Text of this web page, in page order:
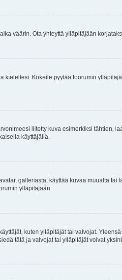
väärin. Ota yhteyttä ylläpitäjään
Kokeile pyytää foorumin
liitetty kuva esimerkiksi tähtien,
käyttäjällä.
galleriasta, käyttää kuvaa muualta
ylläpitäjään.
kuten ylläpitäjät tai valvojat.
tätä ja valvojat tai ylläpitäjät voivat